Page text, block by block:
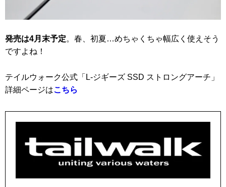
発売は4月末予定。春、初夏…めちゃくちゃ幅広く使えそう
ですよね！
テイルウォーク公式「L‐ジギーズ SSD ストロングアーチ」
詳細ページはこちら